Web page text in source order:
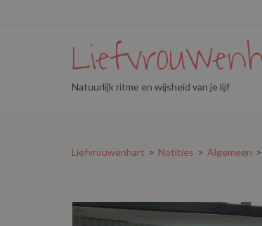
Natuurlijk ritme en wijsheid van je lijf
Liefvrouwenhart > Notities > Algemeen >